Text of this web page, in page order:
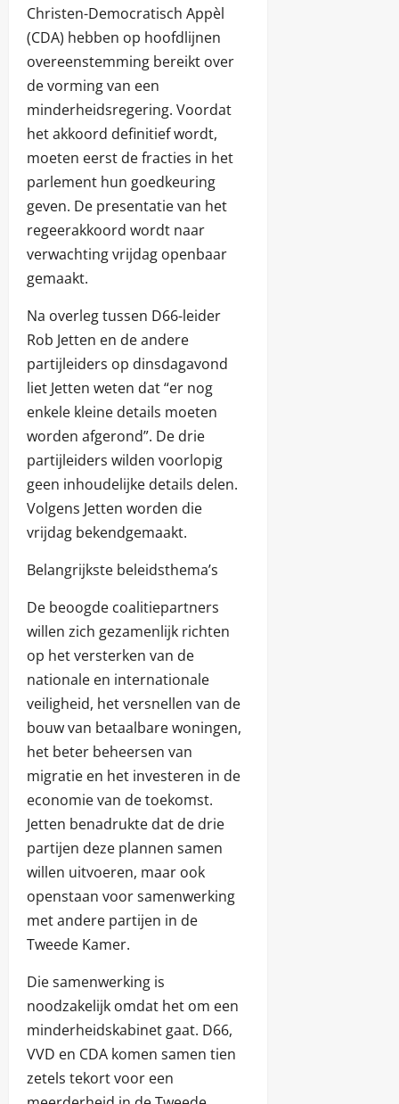
Christen-Democratisch Appèl
(CDA) hebben op hoofdlijnen
overeenstemming bereikt over
de vorming van een
minderheidsregering. Voordat
het akkoord definitief wordt,
moeten eerst de fracties in het
parlement hun goedkeuring
geven. De presentatie van het
regeerakkoord wordt naar
verwachting vrijdag openbaar
gemaakt.
Na overleg tussen D66-leider
Rob Jetten en de andere
partijleiders op dinsdagavond
liet Jetten weten dat “er nog
enkele kleine details moeten
worden afgerond”. De drie
partijleiders wilden voorlopig
geen inhoudelijke details delen.
Volgens Jetten worden die
vrijdag bekendgemaakt.
Belangrijkste beleidsthema’s
De beoogde coalitiepartners
willen zich gezamenlijk richten
op het versterken van de
nationale en internationale
veiligheid, het versnellen van de
bouw van betaalbare woningen,
het beter beheersen van
migratie en het investeren in de
economie van de toekomst.
Jetten benadrukte dat de drie
partijen deze plannen samen
willen uitvoeren, maar ook
openstaan voor samenwerking
met andere partijen in de
Tweede Kamer.
Die samenwerking is
noodzakelijk omdat het om een
minderheidskabinet gaat. D66,
VVD en CDA komen samen tien
zetels tekort voor een